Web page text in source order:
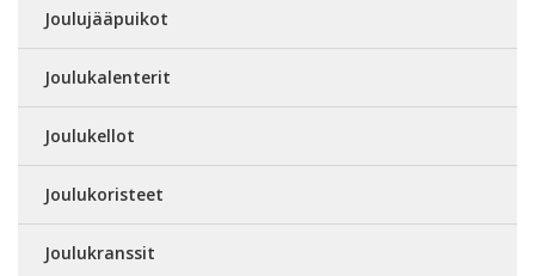
Joulujääpuikot
Joulukalenterit
Joulukellot
Joulukoristeet
Joulukranssit